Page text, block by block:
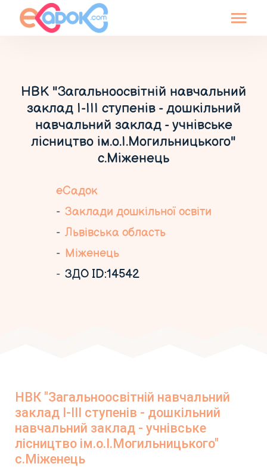
НВК "Загальноосвітній навчальний
заклад І-ІІІ ступенів - дошкільний
навчальний заклад - учнівське
лісництво ім.о.І.Могильницького"
с.Міженець
еСадок
Заклади дошкільної освіти
Львівська область
Міженець
ЗДО ID:14542
НВК "Загальноосвітній навчальний
заклад І-ІІІ ступенів - дошкільний
навчальний заклад - учнівське
лісництво ім.о.І.Могильницького"
с.Міженець